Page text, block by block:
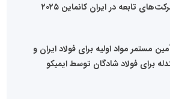
تابعه در ایران کانماین ۲۰۲۵
مستمر مواد اولیه برای فولاد ایران و
برای فولاد شادگان توسط ایمیکو